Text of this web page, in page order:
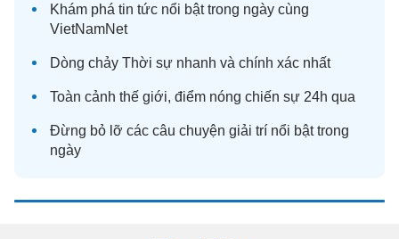
Khám phá tin tức nổi bật trong ngày cùng
VietNamNet
Dòng chảy Thời sự nhanh và chính xác nhất
Toàn cảnh thế giới, điểm nóng chiến sự 24h qua
Đừng bỏ lỡ các câu chuyện giải trí nổi bật trong
ngày